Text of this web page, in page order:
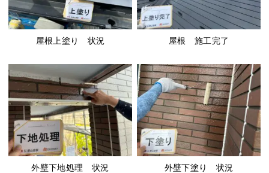
屋根上塗り 状況 屋根 施工完了
外壁下地処理 状況 外壁下塗り 状況